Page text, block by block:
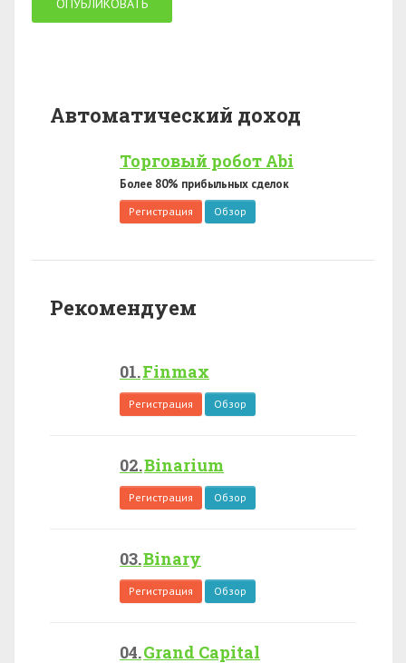
Автоматический доход
Торговый робот Abi
Более 80% прибыльных сделок
Регистрация Обзор
Рекомендуем
Finmax
Регистрация Обзор
Binarium
Регистрация Обзор
Binary
Регистрация Обзор
Grand Capital